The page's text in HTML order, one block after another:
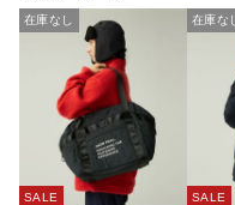
在庫なし
SALE
在庫なし
SALE